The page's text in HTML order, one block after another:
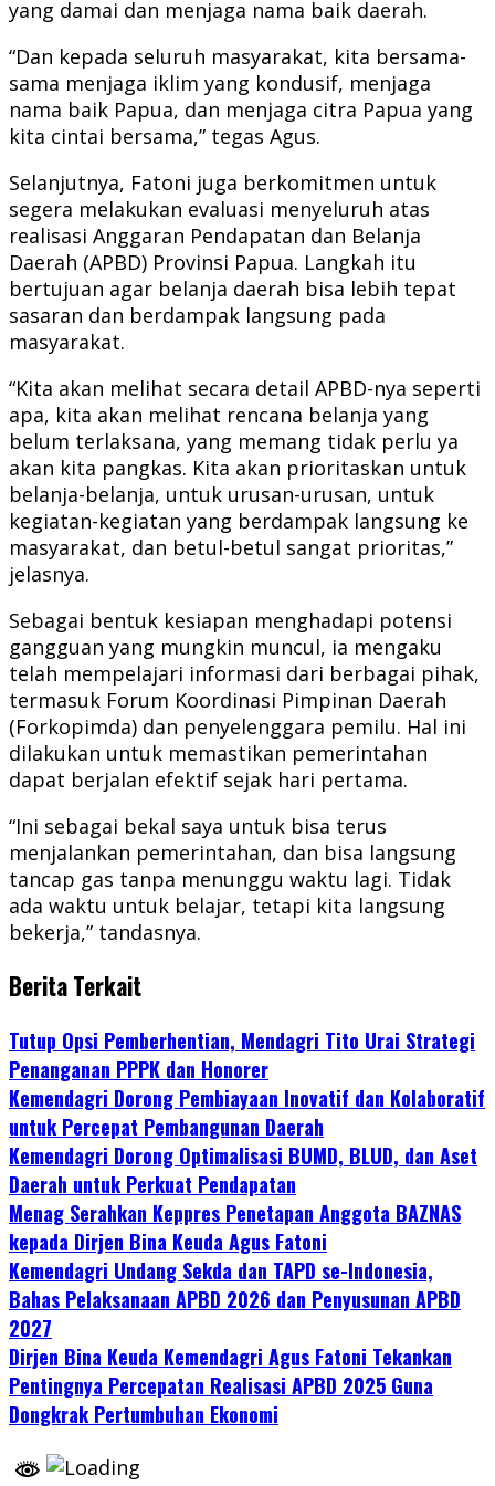
yang damai dan menjaga nama baik daerah.
“Dan kepada seluruh masyarakat, kita bersama-
sama menjaga iklim yang kondusif, menjaga
nama baik Papua, dan menjaga citra Papua yang
kita cintai bersama,” tegas Agus.
Selanjutnya, Fatoni juga berkomitmen untuk
segera melakukan evaluasi menyeluruh atas
realisasi Anggaran Pendapatan dan Belanja
Daerah (APBD) Provinsi Papua. Langkah itu
bertujuan agar belanja daerah bisa lebih tepat
sasaran dan berdampak langsung pada
masyarakat.
“Kita akan melihat secara detail APBD-nya seperti
apa, kita akan melihat rencana belanja yang
belum terlaksana, yang memang tidak perlu ya
akan kita pangkas. Kita akan prioritaskan untuk
belanja-belanja, untuk urusan-urusan, untuk
kegiatan-kegiatan yang berdampak langsung ke
masyarakat, dan betul-betul sangat prioritas,”
jelasnya.
Sebagai bentuk kesiapan menghadapi potensi
gangguan yang mungkin muncul, ia mengaku
telah mempelajari informasi dari berbagai pihak,
termasuk Forum Koordinasi Pimpinan Daerah
(Forkopimda) dan penyelenggara pemilu. Hal ini
dilakukan untuk memastikan pemerintahan
dapat berjalan efektif sejak hari pertama.
“Ini sebagai bekal saya untuk bisa terus
menjalankan pemerintahan, dan bisa langsung
tancap gas tanpa menunggu waktu lagi. Tidak
ada waktu untuk belajar, tetapi kita langsung
bekerja,” tandasnya.
Berita Terkait
Tutup Opsi Pemberhentian, Mendagri Tito Urai Strategi
Penanganan PPPK dan Honorer
Kemendagri Dorong Pembiayaan Inovatif dan Kolaboratif
untuk Percepat Pembangunan Daerah
Kemendagri Dorong Optimalisasi BUMD, BLUD, dan Aset
Daerah untuk Perkuat Pendapatan
Menag Serahkan Keppres Penetapan Anggota BAZNAS
kepada Dirjen Bina Keuda Agus Fatoni
Kemendagri Undang Sekda dan TAPD se-Indonesia,
Bahas Pelaksanaan APBD 2026 dan Penyusunan APBD
2027
Dirjen Bina Keuda Kemendagri Agus Fatoni Tekankan
Pentingnya Percepatan Realisasi APBD 2025 Guna
Dongkrak Pertumbuhan Ekonomi